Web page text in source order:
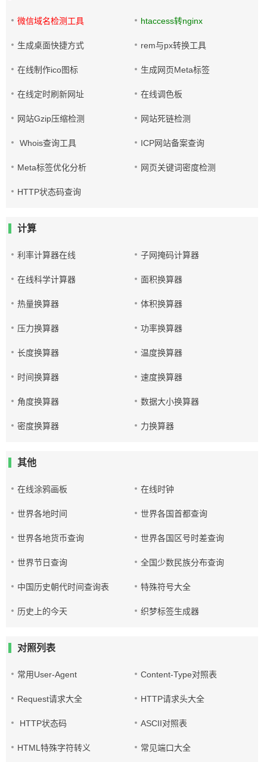
微信域名检测工具 htaccess转nginx
生成桌面快捷方式 rem与px转换工具
在线制作ico图标 生成网页Meta标签
在线定时刷新网址 在线调色板
网站Gzip压缩检测 网站死链检测
Whois查询工具 ICP网站备案查询
Meta标签优化分析 网页关键词密度检测
HTTP状态码查询
计算
利率计算器在线 子网掩码计算器
在线科学计算器 面积换算器
热量换算器 体积换算器
压力换算器 功率换算器
长度换算器 温度换算器
时间换算器 速度换算器
角度换算器 数据大小换算器
密度换算器 力换算器
其他
在线涂鸦画板 在线时钟
世界各地时间 世界各国首都查询
世界各地货币查询 世界各国区号时差查询
世界节日查询 全国少数民族分布查询
中国历史朝代时间查询表 特殊符号大全
历史上的今天 织梦标签生成器
对照列表
常用User-Agent Content-Type对照表
Request请求大全 HTTP请求头大全
HTTP状态码 ASCII对照表
HTML特殊字符转义 常见端口大全